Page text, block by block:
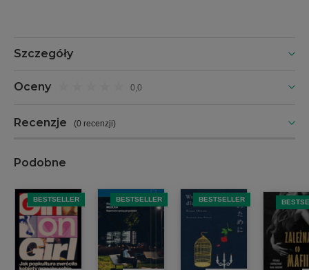
Szczegóły
Oceny 0,0
Recenzje (0 recenzji)
Podobne
BESTSELLER BESTSELLER BESTSELLER